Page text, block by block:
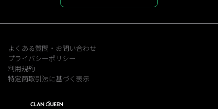
よくある質問・お問い合わせ
プライバシーポリシー
利用規約
特定商取引法に基づく表示